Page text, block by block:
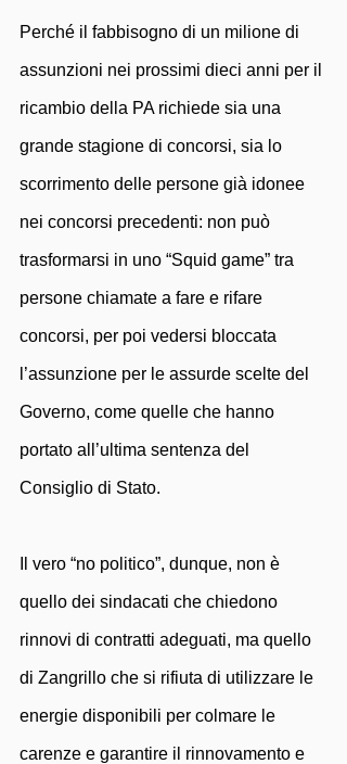
Perché il fabbisogno di un milione di
assunzioni nei prossimi dieci anni per il
ricambio della PA richiede sia una
grande stagione di concorsi, sia lo
scorrimento delle persone già idonee
nei concorsi precedenti: non può
trasformarsi in uno “Squid game” tra
persone chiamate a fare e rifare
concorsi, per poi vedersi bloccata
l’assunzione per le assurde scelte del
Governo, come quelle che hanno
portato all’ultima sentenza del
Consiglio di Stato.
Il vero “no politico”, dunque, non è
quello dei sindacati che chiedono
rinnovi di contratti adeguati, ma quello
di Zangrillo che si rifiuta di utilizzare le
energie disponibili per colmare le
carenze e garantire il rinnovamento e